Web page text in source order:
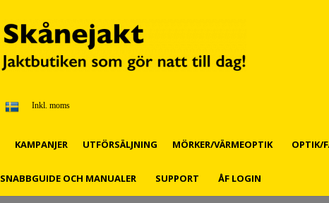
Inkl. moms
KAMPANJER UTFÖRSÄLJNING MÖRKER/VÄRMEOPTIK OPTIK/
SNABBGUIDE OCH MANUALER SUPPORT ÅF LOGIN